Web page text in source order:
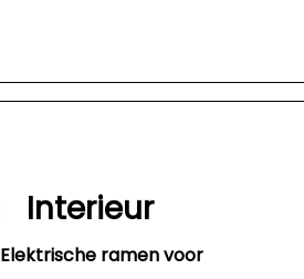
Interieur
Elektrische ramen voor